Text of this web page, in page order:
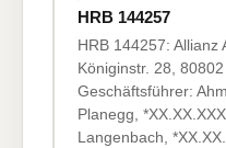
HRB 144257
HRB 144257: Allianz
Königinstr. 28,
Geschäftsführer:
Planegg,
Langenbach,